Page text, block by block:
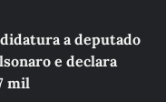
a deputado
e declara
mil